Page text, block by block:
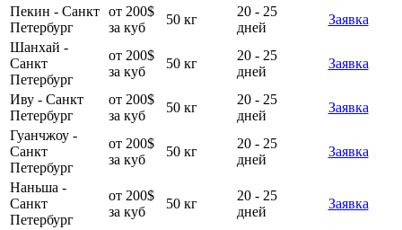
Пекин - Санкт
Петербург
от 200$
за куб
50 кг
20 - 25
дней
Заявка
Шанхай -
Санкт
Петербург
от 200$
за куб
50 кг
20 - 25
дней
Заявка
Иву - Санкт
Петербург
от 200$
за куб
50 кг
20 - 25
дней
Заявка
Гуанчжоу -
Санкт
Петербург
от 200$
за куб
50 кг
20 - 25
дней
Заявка
Наньша -
Санкт
Петербург
от 200$
за куб
50 кг
20 - 25
дней
Заявка